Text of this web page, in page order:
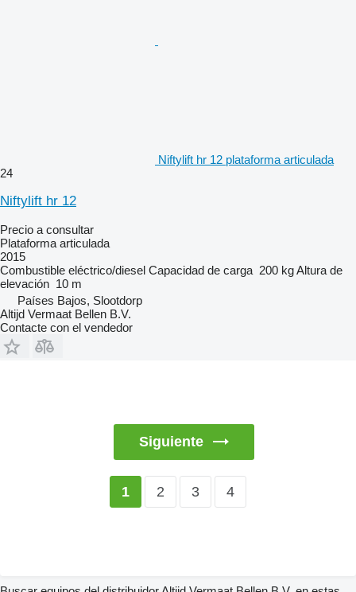
Niftylift hr 12 plataforma articulada
24
Niftylift hr 12
Precio a consultar
Plataforma articulada
2015
Combustible eléctrico/diesel Capacidad de carga 200 kgAltura de
elevación 10 m
Países Bajos, Slootdorp
Altijd Vermaat Bellen B.V.
Contacte con el vendedor
Siguiente
1 2 3 4